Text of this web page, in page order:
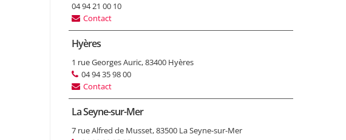
04 94 21 00 10
Contact
Hyères
1 rue Georges Auric, 83400 Hyères
04 94 35 98 00
Contact
La Seyne-sur-Mer
7 rue Alfred de Musset, 83500 La Seyne-sur-Mer